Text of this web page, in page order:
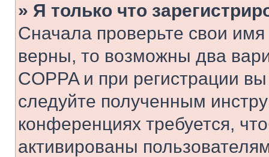
» Я только что
Сначала проверьте свои
верны, то возможны два
COPPA и при регистрации
следуйте полученным
конференциях требуется,
активированы